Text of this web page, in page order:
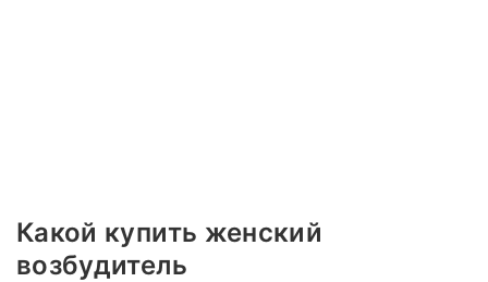
Какой купить женский
возбудитель